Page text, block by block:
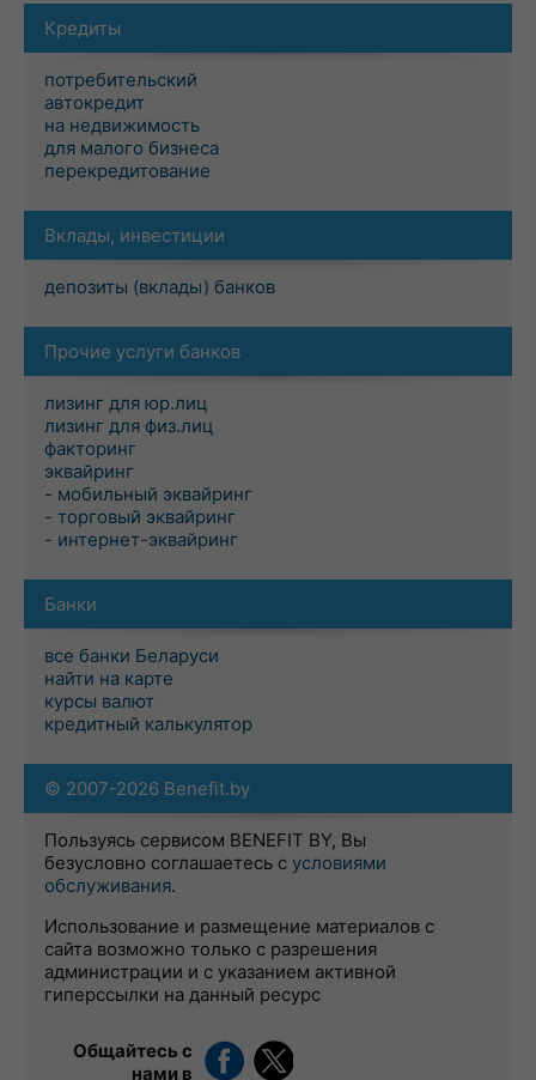
Кредиты
потребительский
автокредит
на недвижимость
для малого бизнеса
перекредитование
Вклады, инвестиции
депозиты (вклады) банков
Прочие услуги банков
лизинг для юр.лиц
лизинг для физ.лиц
факторинг
эквайринг
- мобильный эквайринг
- торговый эквайринг
- интернет-эквайринг
Банки
все банки Беларуси
найти на карте
курсы валют
кредитный калькулятор
© 2007-2026 Benefit.by
Пользуясь сервисом BENEFIT BY, Вы
безусловно соглашаетесь с условиями
обслуживания.
Использование и размещение материалов с
сайта возможно только с разрешения
администрации и с указанием активной
гиперссылки на данный ресурс
Общайтесь с
нами в